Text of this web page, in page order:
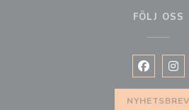
FÖLJ OSS
NYHETSBREV